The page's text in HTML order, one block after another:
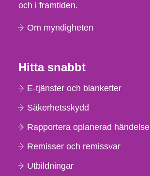
och i framtiden.
Om myndigheten
Hitta snabbt
E-tjänster och blanketter
Säkerhetsskydd
Rapportera oplanerad händelse
Remisser och remissvar
Utbildningar